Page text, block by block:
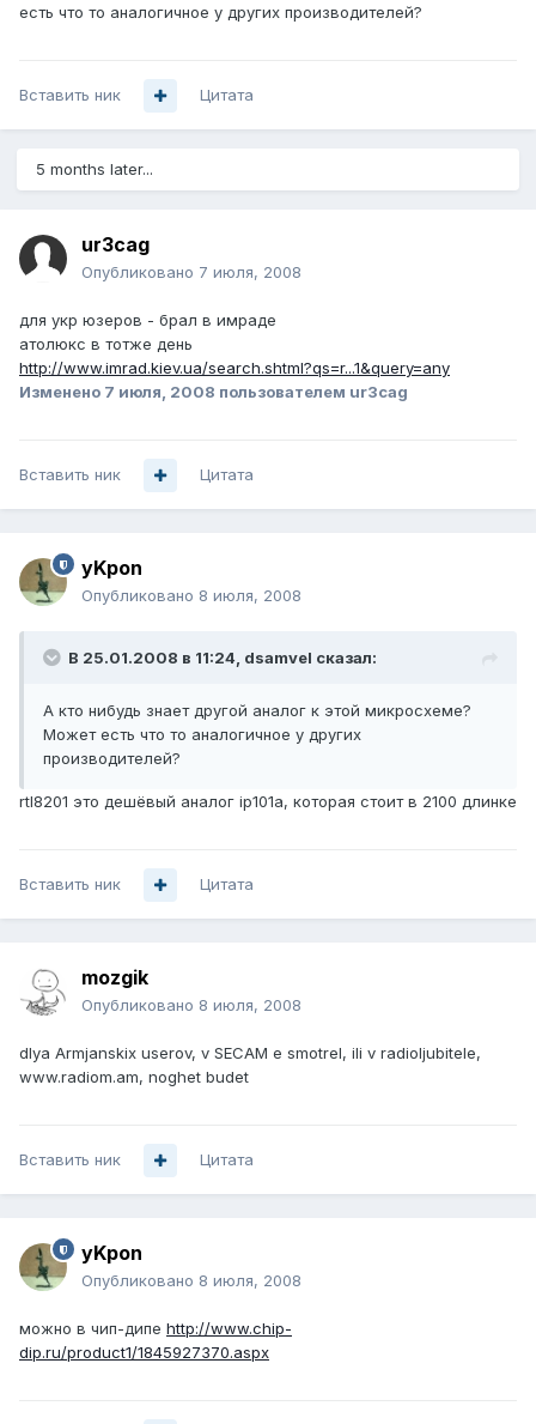
есть что то аналогичное у других производителей?
Вставить ник Цитата
5 months later...
ur3cag
Опубликовано 7 июля, 2008
для укр юзеров - брал в имраде
атолюкс в тотже день
http://www.imrad.kiev.ua/search.shtml?qs=r...1&query=any
Изменено 7 июля, 2008 пользователем ur3cag
Вставить ник Цитата
yKpon
Опубликовано 8 июля, 2008
В 25.01.2008 в 11:24, dsamvel сказал:
А кто нибудь знает другой аналог к этой микросхеме?
Может есть что то аналогичное у других
производителей?
rtl8201 это дешёвый аналог ip101a, которая стоит в 2100 длинке
Вставить ник Цитата
mozgik
Опубликовано 8 июля, 2008
dlya Armjanskix userov, v SECAM e smotrel, ili v radioljubitele,
www.radiom.am, noghet budet
Вставить ник Цитата
yKpon
Опубликовано 8 июля, 2008
можно в чип-дипе http://www.chip-
dip.ru/product1/1845927370.aspx